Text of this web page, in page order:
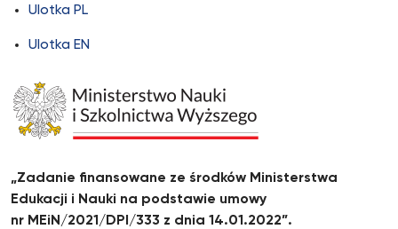
Ulotka PL
Ulotka EN
„Zadanie finansowane ze środków Ministerstwa
Edukacji i Nauki na podstawie umowy
nr MEiN/2021/DPI/333 z dnia 14.01.2022”.